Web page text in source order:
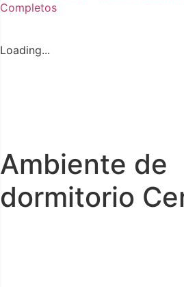
Completos
Loading...
Ambiente de
dormitorio